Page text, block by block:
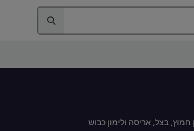
חמוץ, בצל, אריסה ולימון כבוש